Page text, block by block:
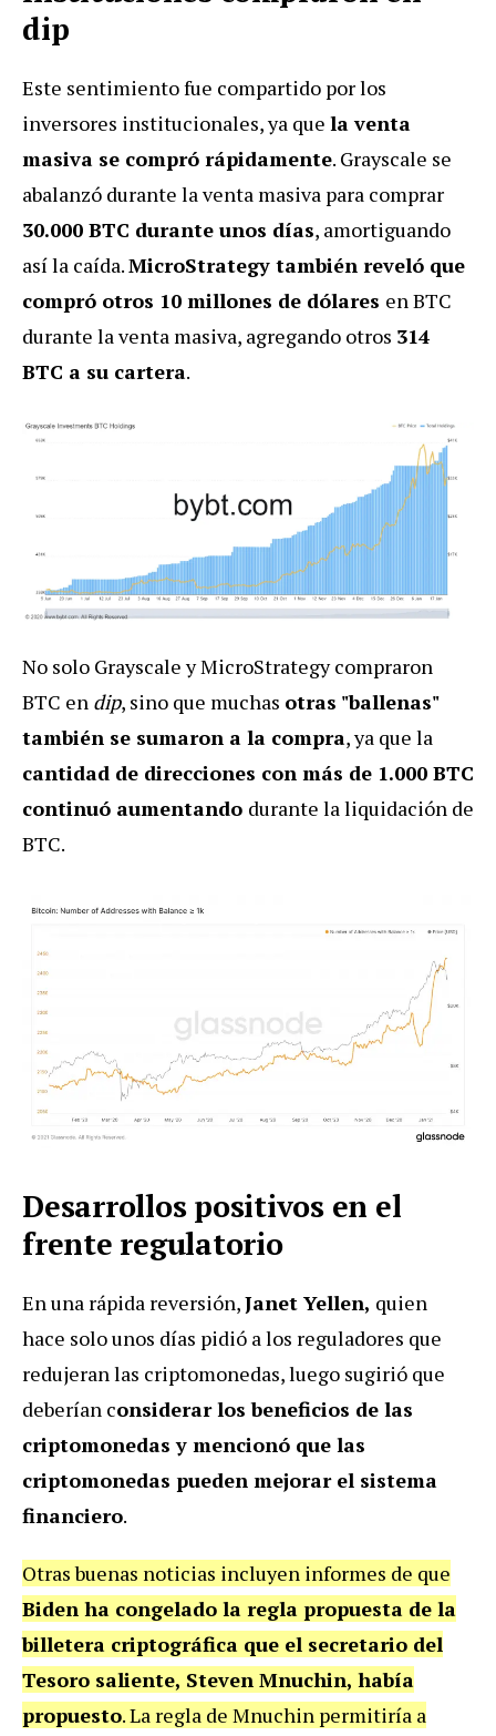
dip
Este sentimiento fue compartido por los
inversores institucionales, ya que la venta
masiva se compró rápidamente. Grayscale se
abalanzó durante la venta masiva para comprar
30.000 BTC durante unos días, amortiguando
así la caída.MicroStrategy también reveló que
compró otros 10 millones de dólares en BTC
durante la venta masiva, agregando otros 314
BTC a su cartera.
No solo Grayscale y MicroStrategy compraron
BTC en dip, sino que muchas otras "ballenas"
también se sumaron a la compra, ya que la
cantidad de direcciones con más de 1.000 BTC
continuó aumentando durante la liquidación de
BTC.
Desarrollos positivos en el
frente regulatorio
En una rápida reversión,Janet Yellen, quien
hace solo unos días pidió a los reguladores que
redujeran las criptomonedas, luego sugirió que
deberían considerar los beneficios de las
criptomonedas y mencionó que las
criptomonedas pueden mejorar el sistema
financiero.
Otras buenas noticias incluyen informes de que
Biden ha congelado la regla propuesta de la
billetera criptográfica que el secretario del
Tesoro saliente, Steven Mnuchin, había
propuesto. La regla de Mnuchin permitiría a